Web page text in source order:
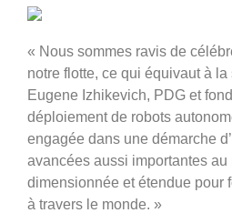
« Nous sommes ravis de
notre flotte, ce qui équivaut à
Eugene Izhikevich, PDG et
déploiement de robots
engagée dans une démarche
avancées aussi importantes au
dimensionnée et étendue pour
à travers le monde. »